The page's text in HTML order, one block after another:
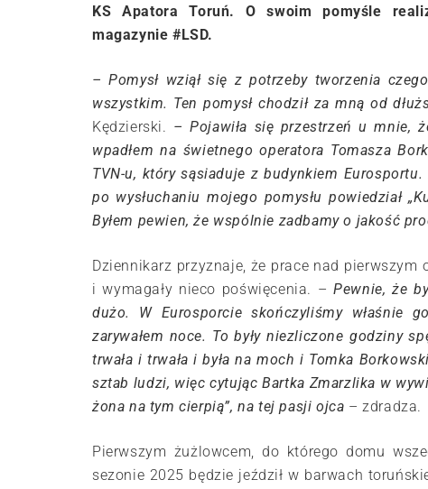
KS Apatora Toruń. O swoim pomyśle
magazynie #LSD.
– Pomysł wziął się z potrzeby tworzenia
wszystkim. Ten pomysł chodził za mną od
Kędzierski. – Pojawiła się przestrzeń u mnie,
wpadłem na świetnego operatora Tomasza
TVN-u, który sąsiaduje z budynkiem
po wysłuchaniu mojego pomysłu powiedział
Byłem pewien, że wspólnie zadbamy o jakość
Dziennikarz przyznaje, że prace nad
i wymagały nieco poświęcenia. –Pewnie, że
dużo. W Eurosporcie skończyliśmy właśnie
zarywałem noce. To były niezliczone godziny
trwała i trwała i była na moch i Tomka
sztab ludzi, więc cytując Bartka Zmarzlika w
żona na tym cierpią”, na tej pasji ojca – zdradza.
Pierwszym żużlowcem, do którego domu
sezonie 2025 będzie jeździł w barwach